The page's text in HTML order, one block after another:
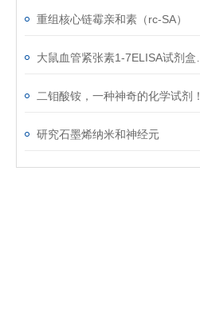
重组核心链霉亲和素（rc-SA）
二钼酸铵，一种神奇的化学试剂！
研究石墨烯纳米和神经元